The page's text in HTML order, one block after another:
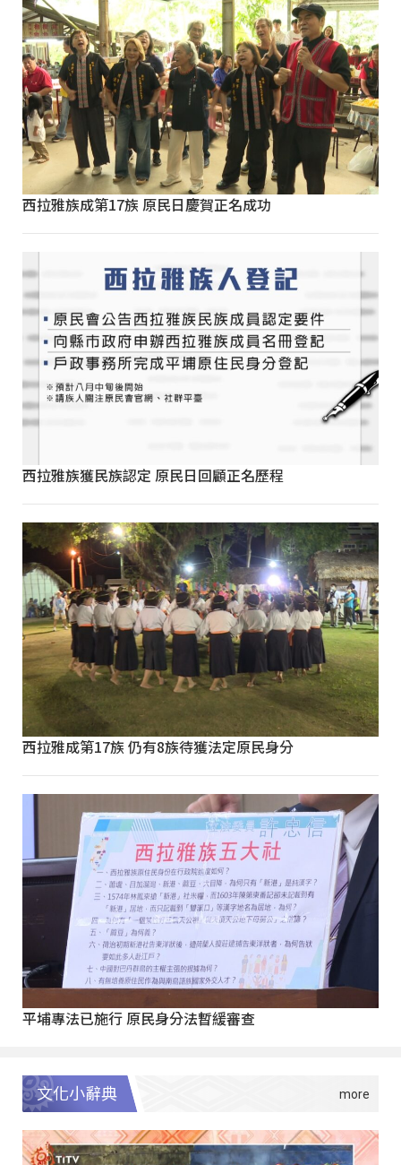
西拉雅族成第17族 原民日慶賀正名成功
西拉雅族獲民族認定 原民日回顧正名歷程
西拉雅成第17族 仍有8族待獲法定原民身分
平埔專法已施行 原民身分法暫緩審查
文化小辭典